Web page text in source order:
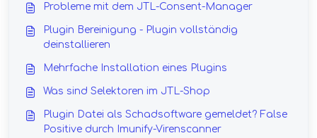
Probleme mit dem JTL-Consent-Manager
Plugin Bereinigung - Plugin vollständig
deinstallieren
Mehrfache Installation eines Plugins
Was sind Selektoren im JTL-Shop
Plugin Datei als Schadsoftware gemeldet? False
Positive durch Imunify-Virenscanner